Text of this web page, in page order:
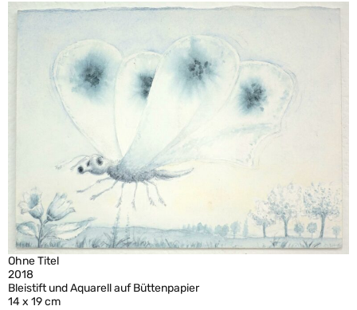
Ohne Titel
2018
Bleistift und Aquarell auf Büttenpapier
14 x 19 cm